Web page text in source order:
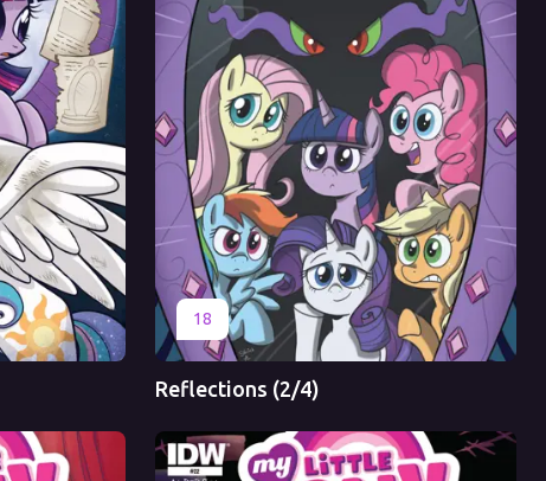
18
Оригинал Перевод
Reflections (2/4)